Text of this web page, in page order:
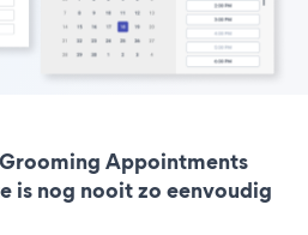
Appointments
is nog nooit zo eenvoudig